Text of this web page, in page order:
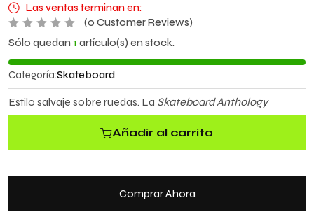
Las ventas terminan en:
V
a
o
r
a
o
c
5
(0 Customer Reviews)
Sólo quedan 1 artículo(s) en stock.
Categoría:Skateboard
Estilo salvaje sobre ruedas. La Skateboard Anthology
Añadir al carrito
Comprar Ahora